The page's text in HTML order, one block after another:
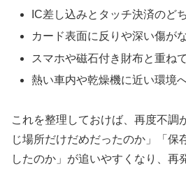
IC差し込みとタッチ決済のど
カード表面に反りや深い傷が
スマホや磁石付き財布と重ね
熱い車内や乾燥機に近い環境
これを整理しておけば、再度不調
じ場所だけだめだったのか」「保
したのか」が追いやすくなり、再